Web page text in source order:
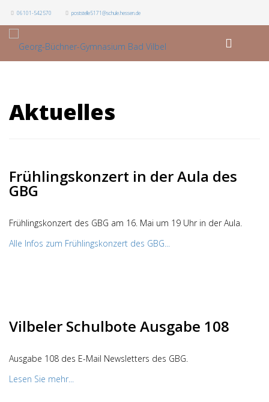
06101-542570 poststelle5171@schule.hessen.de
Aktuelles
Frühlingskonzert in der Aula des
GBG
Frühlingskonzert des GBG am 16. Mai um 19 Uhr in der Aula.
Alle Infos zum Frühlingskonzert des GBG...
Vilbeler Schulbote Ausgabe 108
Ausgabe 108 des E-Mail Newsletters des GBG.
Lesen Sie mehr...